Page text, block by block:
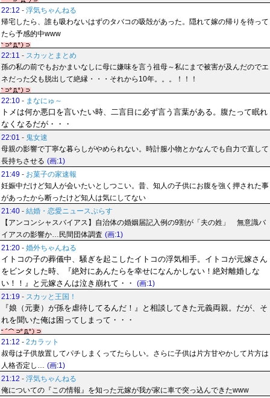
22:12 - 浮気ちゃんねる
帰宅したら、誰も吸わないはずのタバコの吸殻があった。隠れて嫁の帰りを待って
たら予感的中www
22:11 - スカッとまとめ
孫の私の前でもおかまいなしに母に嫌味を言う祖母～私にまで被害が及んだのでエ
ネだった父も脱出して絶縁・・・それから10年。。。！！！
22:10 - まなにゅ～
トメは何か悪口を言いたい時、二言目に必ず言う言葉がある。腹たって眠れ
なくなるだが・・・
22:01 - 鬼女速
母親の影響で丁寧な暮らしがやめられない。時計服小物とかなんでも自力で直して
長持ちさせる (画:1)
21:49 - お菓子の家速報
妊娠中だけど知人が会いたいとしつこい。昔、知人の子供にお腹を強く押された事
があったから断ったけど知人は気にしてない
21:40 - 結婚・恋愛ニュースぷらす
【アンコンシャスバイアス】自治体の婚姻届記入例の9割が「夫の姓」 無意識バ
イアスの影響か…民間団体調査 (画:1)
21:20 - 婚外ちゃんねる
イトコの子の葬儀中、騒ぎを起こしたイトコの浮気相手。イトコが元嫁さん
をビンタした時、『絶対にあんたらを幸せになんかしない！絶対離婚しな
い！！』と元嫁さんは泣き崩れて・・
(画:1)
21:19 - スカッと王国！
『娘（元妻）が孫を虐待してるんだ！』と相談してきた元義両親。だが、そ
れを聞いた俺は困ってしまって・・・
21:12 - 2カラット
叔母は子供放置してパチしまくってたらしい。さらに子供は片方甘やかして片方は
人格否定し… (画:1)
21:12 - 浮気ちゃんねる
俺についての『この情報』を知った元嫁が我が家に車で突っ込んできたwww